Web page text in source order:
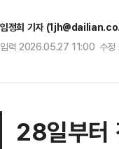
임정희 기자
입력 2026.05.27 11:00 수
28일부터